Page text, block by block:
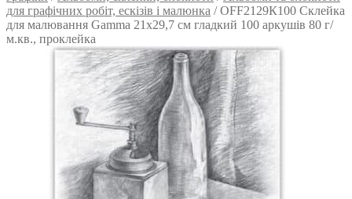
для графічних робіт, ескізів і малюнка /OFF2129К100 Склейка
для малювання Gamma 21х29,7 см гладкий 100 аркушів 80 г/
м.кв., проклейка